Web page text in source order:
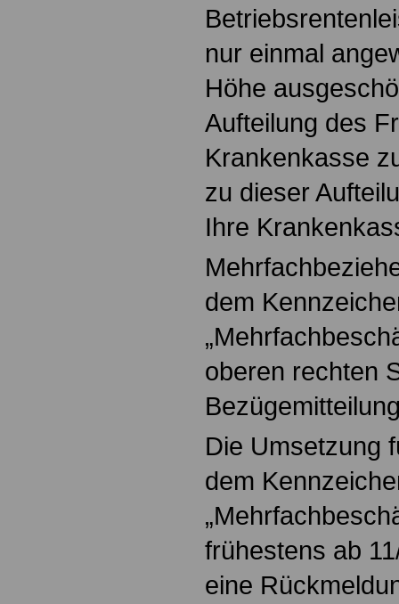
nur einmal
Höhe
Aufteilung des
Krankenkasse
zu dieser
Ihre
dem
oberen rechten
Die Umsetzung
dem
frühestens ab
eine